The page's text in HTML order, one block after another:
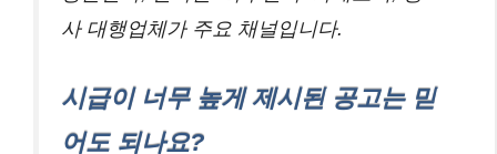
사 대행업체가 주요 채널입니다.
시급이 너무 높게 제시된 공고는 믿
어도 되나요?